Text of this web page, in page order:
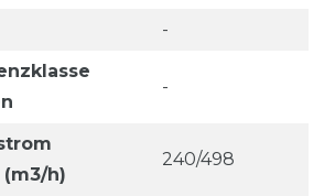
-
-
h)
240/498